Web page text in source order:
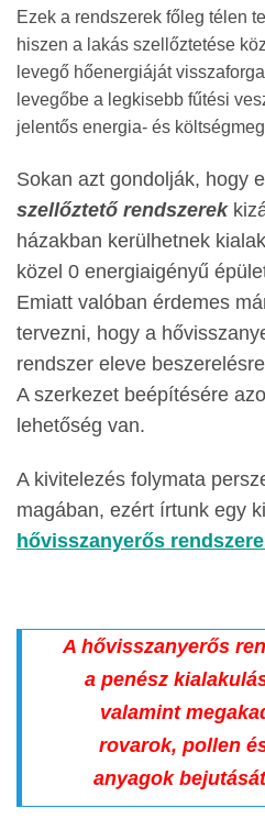
Ezek a rendszerek főleg télen
hiszen a lakás szellőztetése
levegő hőenergiáját
levegőbe a legkisebb fűtési
jelentős energia- és
Sokan azt gondolják, hogy
szellőztető rendszerek
házakban kerülhetnek
közel 0 energiaigényű
Emiatt valóban érdemes
tervezni, hogy a
rendszer eleve
A szerkezet beépítésére
lehetőség van.
A kivitelezés folymata
magában, ezért írtunk egy
hővisszanyerős
A hővisszanyerős
a penész
valamint
rovarok, pollen
anyagok